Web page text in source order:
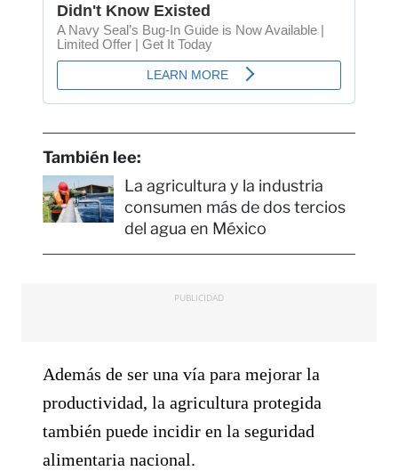
También lee:
La agricultura y la industria
consumen más de dos tercios
del agua en México
PUBLICIDAD
Además de ser una vía para mejorar la
productividad, la agricultura protegida
también puede incidir en la seguridad
alimentaria nacional.